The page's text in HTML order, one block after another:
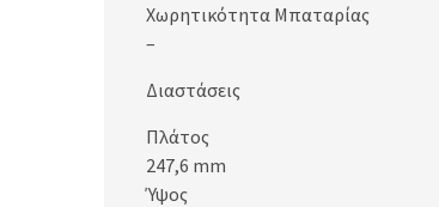
Χωρητικότητα Μπαταρίας
–
Διαστάσεις
Πλάτος
247,6 mm
Ύψος